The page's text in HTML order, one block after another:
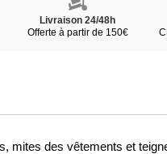
Livraison 24/48h
Offerte à partir de 150€
mites des vêtements et